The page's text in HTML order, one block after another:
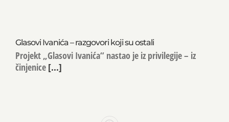
Glasovi Ivanića – razgovori koji su ostali
Projekt „Glasovi Ivanića“ nastao je iz privilegije – iz
činjenice [...]